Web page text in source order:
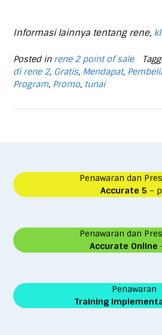
Informasi lainnya tentang rene,
Posted in rene 2 point of sale
di rene 2, Gratis, Mendapat,
Program, Promo, tunai
Penawaran dan
Accurate 5 –
Penawaran dan
Accurate Online
Penawaran
Training